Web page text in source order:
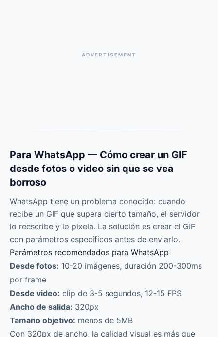
ADVERTISEMENT
Para WhatsApp — Cómo crear un GIF
desde fotos o video sin que se vea
borroso
WhatsApp tiene un problema conocido: cuando
recibe un GIF que supera cierto tamaño, el servidor
lo reescribe y lo pixela. La solución es crear el GIF
con parámetros específicos antes de enviarlo.
Parámetros recomendados para WhatsApp
Desde fotos: 10-20 imágenes, duración 200-300ms
por frame
Desde video: clip de 3-5 segundos, 12-15 FPS
Ancho de salida: 320px
Tamaño objetivo: menos de 5MB
Con 320px de ancho, la calidad visual es más que